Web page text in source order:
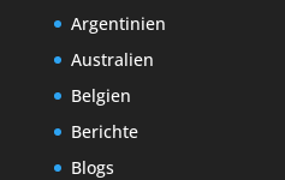
Argentinien
Australien
Belgien
Berichte
Blogs